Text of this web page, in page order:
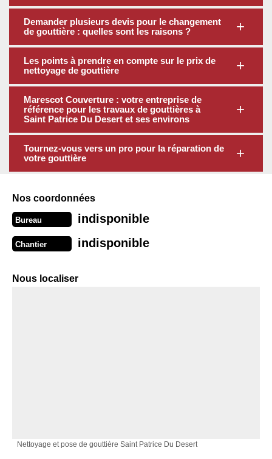
Demander plusieurs devis pour le changement
de gouttière : quelles sont les raisons ?
Les points à prendre en compte sur le prix de
nettoyage de gouttière
Marescot Couverture : votre entreprise de
référence pour les travaux de gouttières à
Saint Patrice Du Desert et ses environs
Tournez-vous vers un pro pour la réparation de
votre gouttière
Nos coordonnées
Bureau indisponible
Chantier indisponible
Nous localiser
Nettoyage et pose de gouttière Saint Patrice Du Desert